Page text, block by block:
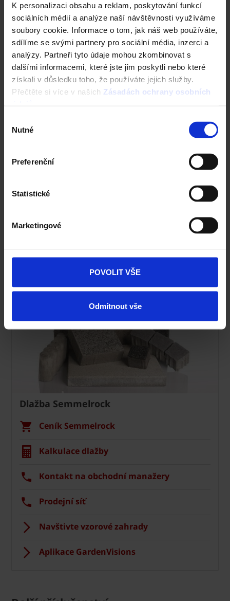
K personalizaci obsahu a reklam, poskytování funkcí
sociálních médií a analýze naší návštěvnosti využíváme
soubory cookie. Informace o tom, jak náš web používáte,
sdílíme se svými partnery pro sociální média, inzerci a
analýzy. Partneři tyto údaje mohou zkombinovat s
dalšími informacemi, které jste jim poskytli nebo které
získali v důsledku toho, že používáte jejich služby.
Přečtěte si více v našich Zásadách ochrany osobních
souhlasu
Nutné
Preferenční
Statistické
Marketingové
POVOLIT VŠE
Odmítnout vše
Fasáda Terca
Specialista prodeje
Dlažba Semmelrock
Ceník Semmelrock
Kalkulace dlažby
Kontakt na obchodní manažery
Prodejní síť
Navštivte vzorové zahrady
Aplikace GardenVisions